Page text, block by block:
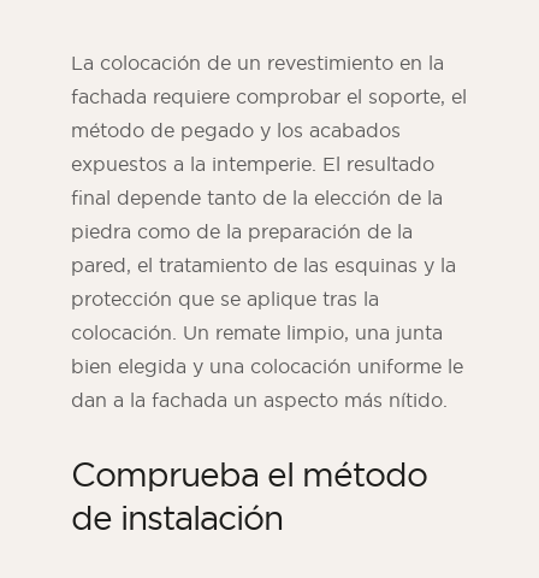
La colocación de un revestimiento en la
fachada requiere comprobar el soporte, el
método de pegado y los acabados
expuestos a la intemperie. El resultado
final depende tanto de la elección de la
piedra como de la preparación de la
pared, el tratamiento de las esquinas y la
protección que se aplique tras la
colocación. Un remate limpio, una junta
bien elegida y una colocación uniforme le
dan a la fachada un aspecto más nítido.
Comprueba el método
de instalación